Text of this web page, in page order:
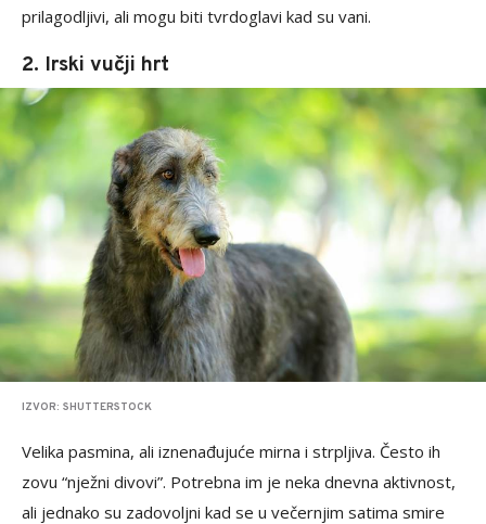
prilagodljivi, ali mogu biti tvrdoglavi kad su vani.
2. Irski vučji hrt
IZVOR: SHUTTERSTOCK
Velika pasmina, ali iznenađujuće mirna i strpljiva. Često ih
zovu “nježni divovi”. Potrebna im je neka dnevna aktivnost,
ali jednako su zadovoljni kad se u večernjim satima smire